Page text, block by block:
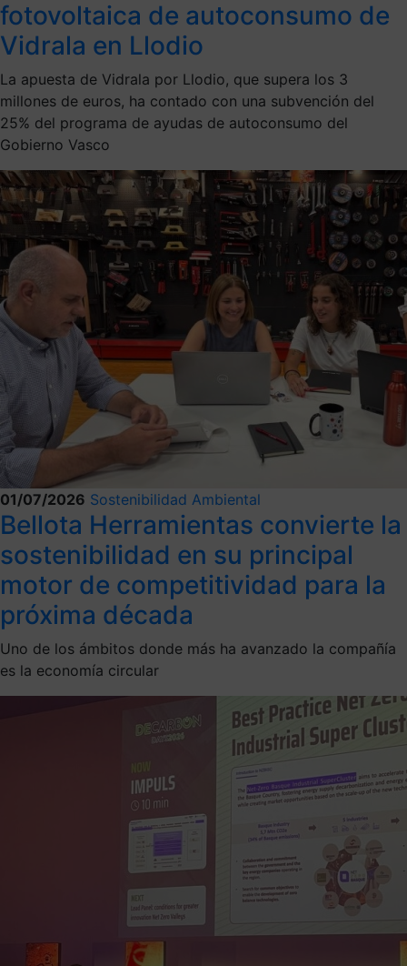
fotovoltaica de autoconsumo de
Vidrala en Llodio
La apuesta de Vidrala por Llodio, que supera los 3
millones de euros, ha contado con una subvención del
25% del programa de ayudas de autoconsumo del
Gobierno Vasco
01/07/2026 Sostenibilidad Ambiental
Bellota Herramientas convierte la
sostenibilidad en su principal
motor de competitividad para la
próxima década
Uno de los ámbitos donde más ha avanzado la compañía
es la economía circular